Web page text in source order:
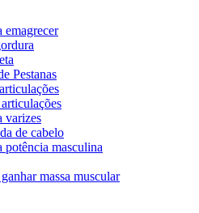
emagrecer
Pestanas
varizes
de cabelo
masculina
massa muscular